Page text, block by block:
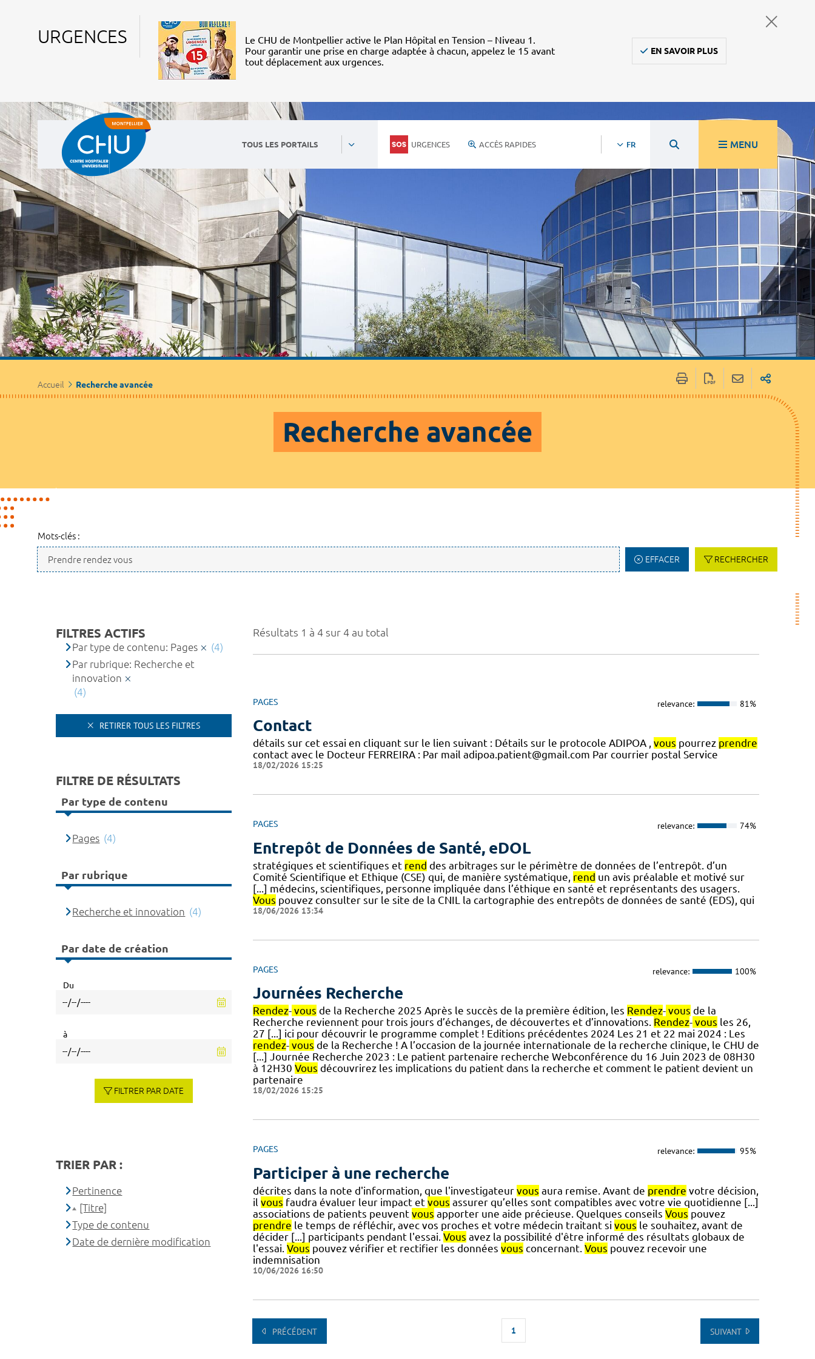
URGENCES
Le CHU de Montpellier active le Plan Hôpital en Tension – Niveau 1.
Pour garantir une prise en charge adaptée à chacun, appelez le 15 avant
tout déplacement aux urgences.
EN SAVOIR PLUS
TOUS LES PORTAILS URGENCES ACCÈS RAPIDES FR MENU
Accueil Recherche avancée
Recherche avancée
Mots-clés :
EFFACER RECHERCHER
Résultats 1 à 4 sur 4 au total
PAGES relevance: 81%
Contact
détails sur cet essai en cliquant sur le lien suivant : Détails sur le protocole ADIPOA , vous pourrez prendre
contact avec le Docteur FERREIRA : Par mail adipoa.patient@gmail.com Par courrier postal Service
18/02/2026 15:25
PAGES relevance: 74%
Entrepôt de Données de Santé, eDOL
stratégiques et scientifiques et rend des arbitrages sur le périmètre de données de l’entrepôt. d’un
Comité Scientifique et Ethique (CSE) qui, de manière systématique, rend un avis préalable et motivé sur
[...] médecins, scientifiques, personne impliquée dans l’éthique en santé et représentants des usagers.
Vous pouvez consulter sur le site de la CNIL la cartographie des entrepôts de données de santé (EDS), qui
18/06/2026 13:34
PAGES relevance: 100%
Journées Recherche
Rendez- vous de la Recherche 2025 Après le succès de la première édition, les Rendez- vous de la
Recherche reviennent pour trois jours d’échanges, de découvertes et d’innovations. Rendez- vous les 26,
27 [...] ici pour découvrir le programme complet ! Editions précédentes 2024 Les 21 et 22 mai 2024 : Les
rendez- vous de la Recherche ! A l’occasion de la journée internationale de la recherche clinique, le CHU de
[...] Journée Recherche 2023 : Le patient partenaire recherche Webconférence du 16 Juin 2023 de 08H30
à 12H30 Vous découvrirez les implications du patient dans la recherche et comment le patient devient un
partenaire
18/02/2026 15:25
PAGES relevance: 95%
Participer à une recherche
décrites dans la note d'information, que l'investigateur vous aura remise. Avant de prendre votre décision,
il vous faudra évaluer leur impact et vous assurer qu’elles sont compatibles avec votre vie quotidienne [...]
associations de patients peuvent vous apporter une aide précieuse. Quelques conseils Vous pouvez
prendre le temps de réfléchir, avec vos proches et votre médecin traitant si vous le souhaitez, avant de
décider [...] participants pendant l'essai. Vous avez la possibilité d'être informé des résultats globaux de
l'essai. Vous pouvez vérifier et rectifier les données vous concernant. Vous pouvez recevoir une
indemnisation
10/06/2026 16:50
PRÉCÉDENT 1 SUIVANT
FILTRES ACTIFS
Par type de contenu: Pages
(4)
Par rubrique: Recherche et
innovation
(4)
RETIRER TOUS LES FILTRES
FILTRE DE RÉSULTATS
Par type de contenu
Pages (4)
Par rubrique
Recherche et innovation (4)
Par date de création
Du
à
FILTRER PAR DATE
TRIER PAR :
Pertinence
[Titre]
Type de contenu
Date de dernière modification